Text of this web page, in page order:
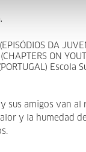
DA
ON
Escola
sus amigos van al
y la humedad